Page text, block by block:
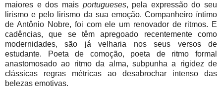
maiores e dos mais portugueses, pela expressão do seu
lirismo e pelo lirismo da sua emoção. Companheiro íntimo
de Antônio Nobre, foi com ele um renovador de ritmos. E
cadências, que se têm apregoado recentemente como
modernidades, são já velharia nos seus versos de
estudante. Poeta de comoção, poeta de ritmo formal
anastomosado ao ritmo da alma, subpunha a rigidez de
clássicas regras métricas ao desabrochar intenso das
belezas emotivas.